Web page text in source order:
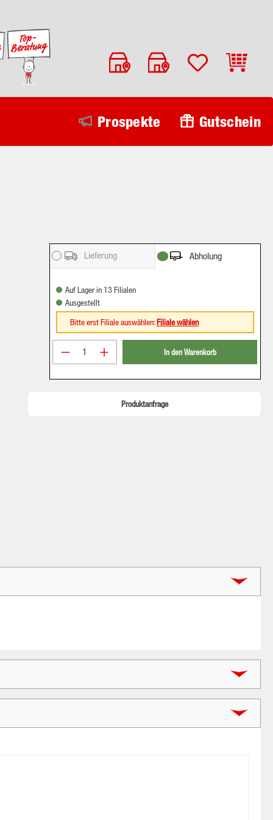
Prospekte Gutschein
Lieferung Abholung
Auf Lager in 13 Filialen
Ausgestellt
Bitte erst Filiale auswählen:Filiale wählen
Produkt Anzahl: Gib den gewünschten
In den Warenkorb
Produktanfrage